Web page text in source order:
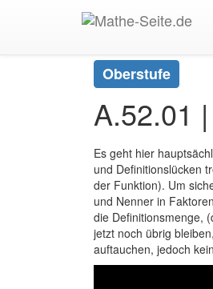
Start Oberstufe
Oberstufe
A.52.01
Es geht hier
und Definitionslücken
der Funktion). Um
und Nenner in
die Definitionsmenge,
jetzt noch übrig
auftauchen, jedoch